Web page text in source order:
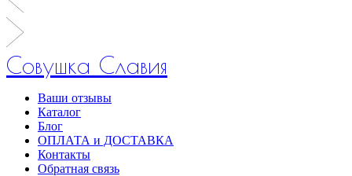
Совушка Славия
Ваши отзывы
Каталог
Блог
ОПЛАТА и ДОСТАВКА
Контакты
Обратная связь